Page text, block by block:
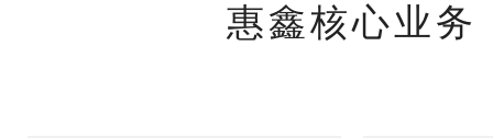
惠鑫核心业务